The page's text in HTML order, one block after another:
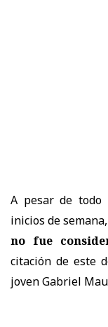
A pesar de
inicios de semana,
no fue
citación de este
joven Gabriel